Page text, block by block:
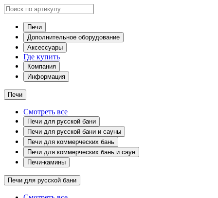
Печи
Дополнительное оборудование
Аксессуары
Где купить
Компания
Информация
Печи
Смотреть все
Печи для русской бани
Печи для русской бани и сауны
Печи для коммерческих бань
Печи для коммерческих бань и саун
Печи-камины
Печи для русской бани